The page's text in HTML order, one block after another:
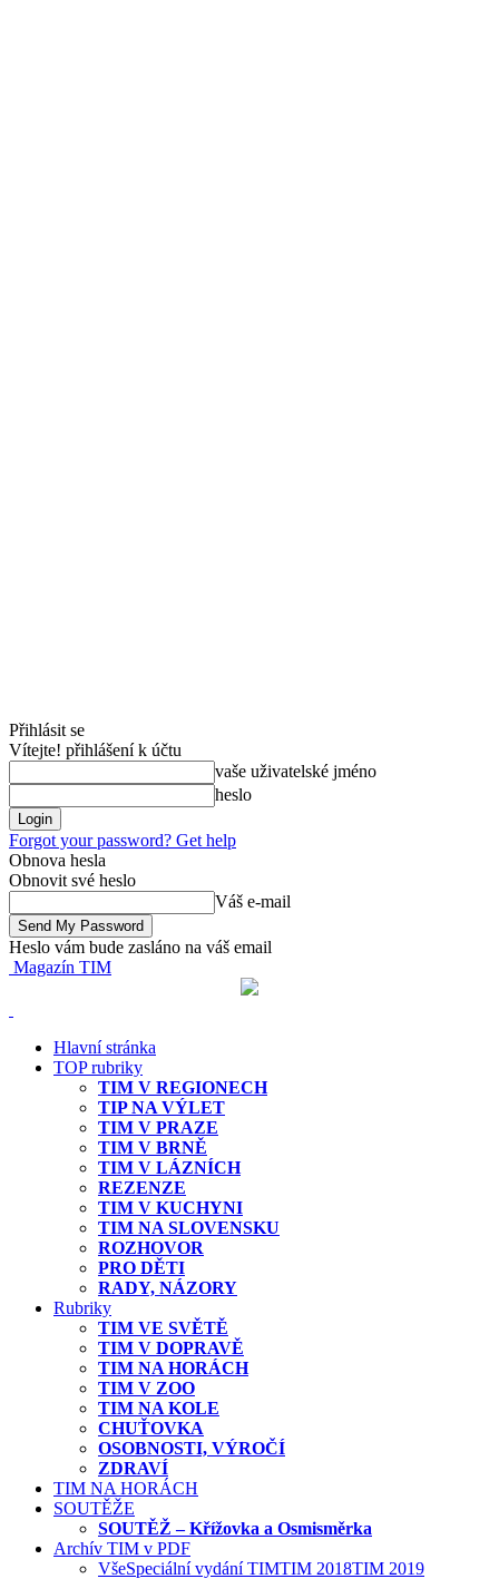
Přihlásit se
Vítejte! přihlášení k účtu
vaše uživatelské jméno
heslo
Forgot your password? Get help
Obnova hesla
Obnovit své heslo
Váš e-mail
Heslo vám bude zasláno na váš email
Magazín TIM
Hlavní stránka
TOP rubriky
TIM V REGIONECH
TIP NA VÝLET
TIM V PRAZE
TIM V BRNĚ
TIM V LÁZNÍCH
REZENZE
TIM V KUCHYNI
TIM NA SLOVENSKU
ROZHOVOR
PRO DĚTI
RADY, NÁZORY
Rubriky
TIM VE SVĚTĚ
TIM V DOPRAVĚ
TIM NA HORÁCH
TIM V ZOO
TIM NA KOLE
CHUŤOVKA
OSOBNOSTI, VÝROČÍ
ZDRAVÍ
TIM NA HORÁCH
SOUTĚŽE
SOUTĚŽ – Křížovka a Osmisměrka
Archív TIM v PDF
VšeSpeciální vydání TIMTIM 2018TIM 2019